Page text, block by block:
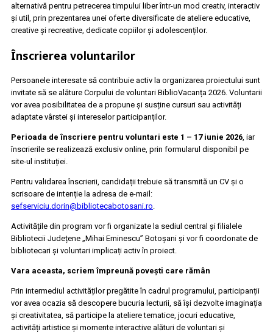
alternativă pentru petrecerea timpului liber într-un mod creativ, interactiv
și util, prin prezentarea unei oferte diversificate de ateliere educative,
creative și recreative, dedicate copiilor și adolescenților.
Înscrierea voluntarilor
Persoanele interesate să contribuie activ la organizarea proiectului sunt
invitate să se alăture Corpului de voluntari BiblioVacanța 2026. Voluntarii
vor avea posibilitatea de a propune și susține cursuri sau activități
adaptate vârstei și intereselor participanților.
Perioada de înscriere pentru voluntari este 1 – 17 iunie 2026 , iar
înscrierile se realizează exclusiv online, prin formularul disponibil pe
site-ul instituției.
Pentru validarea înscrierii, candidații trebuie să transmită un CV și o
scrisoare de intenție la adresa de e-mail:
sefserviciu.dorin@bibliotecabotosani.ro
Activitățile din program vor fi organizate la sediul central și filialele
Bibliotecii Județene „Mihai Eminescu” Botoșani și vor fi coordonate de
bibliotecari și voluntari implicați activ în proiect.
Vara aceasta, scriem împreună povești care rămân
Prin intermediul activităților pregătite în cadrul programului, participanții
vor avea ocazia să descopere bucuria lecturii, să își dezvolte imaginația
și creativitatea, să participe la ateliere tematice, jocuri educative,
activități artistice și momente interactive alături de voluntari și